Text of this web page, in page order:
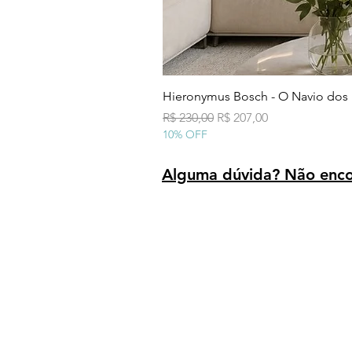
Hieronymus Bosch - O Navio dos
Preço normal
R$ 230,00 Preço promocional
R$ 207,00
10% OFF
Alguma dúvida? Não